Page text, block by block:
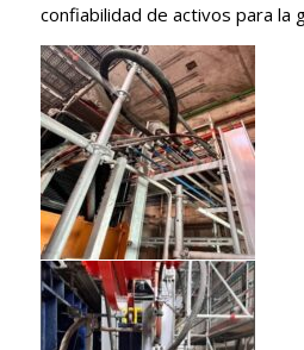
confiabilidad de activos para la